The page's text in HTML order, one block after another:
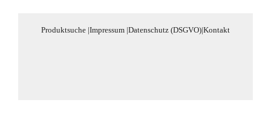
Produktsuche |Impressum |Datenschutz (DSGVO)|Kontakt